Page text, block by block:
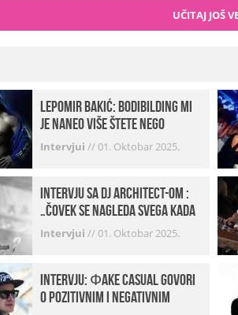
UČITAJ JOŠ
Lepomir Bakić: Bodibilding mi
je naneo više štete nego
koristi!
Intervjui //01. Oktobar 2025.
Intervju sa DJ Architect-om :
„Čovek se nagleda svega kada
je noćni život u pitanju. U
klubovima najmanje vidim
Intervjui //01. Oktobar 2025.
INTERVJU: Фake Casual govori
o pozitivnim i negativnim